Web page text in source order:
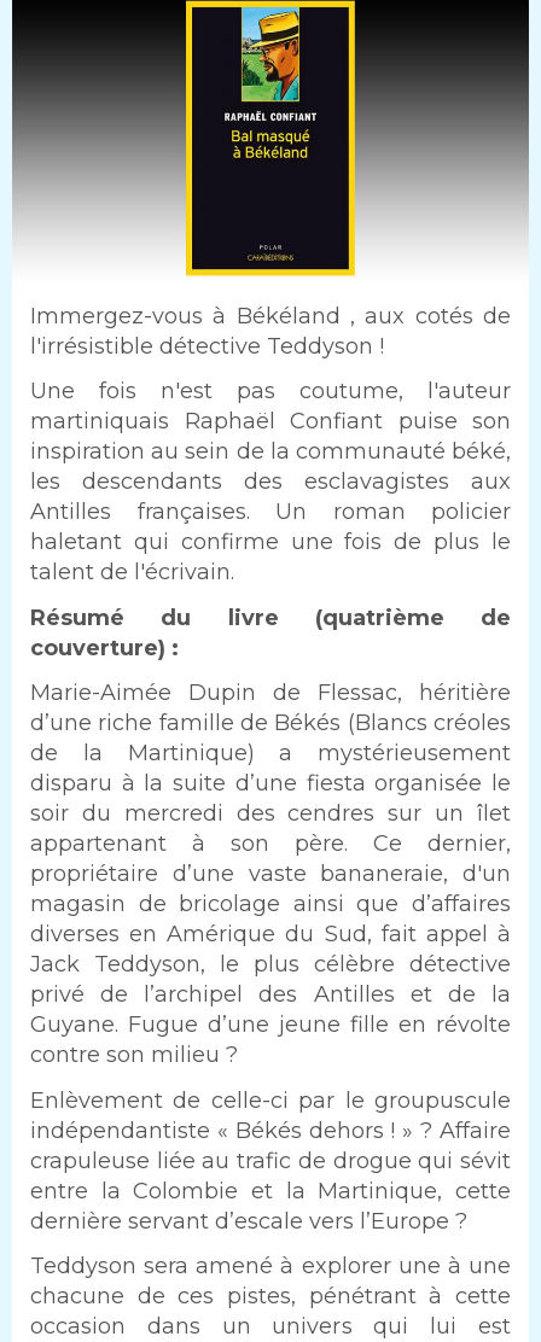
Intro
Immergez-vous à Békéland , aux cotés de
l'irrésistible détective Teddyson !
Texte
Une fois n'est pas coutume, l'auteur
martiniquais Raphaël Confiant puise son
inspiration au sein de la communauté béké,
les descendants des esclavagistes aux
Antilles françaises. Un roman policier
haletant qui confirme une fois de plus le
talent de l'écrivain.
Résumé du livre (quatrième de
couverture) :
Marie-Aimée Dupin de Flessac, héritière
d’une riche famille de Békés (Blancs créoles
de la Martinique) a mystérieusement
disparu à la suite d’une fiesta organisée le
soir du mercredi des cendres sur un îlet
appartenant à son père. Ce dernier,
propriétaire d’une vaste bananeraie, d'un
magasin de bricolage ainsi que d’affaires
diverses en Amérique du Sud, fait appel à
Jack Teddyson, le plus célèbre détective
privé de l’archipel des Antilles et de la
Guyane. Fugue d’une jeune fille en révolte
contre son milieu ?
Enlèvement de celle-ci par le groupuscule
indépendantiste « Békés dehors ! » ? Affaire
crapuleuse liée au trafic de drogue qui sévit
entre la Colombie et la Martinique, cette
dernière servant d’escale vers l’Europe ?
Teddyson sera amené à explorer une à une
chacune de ces pistes, pénétrant à cette
occasion dans un univers qui lui est